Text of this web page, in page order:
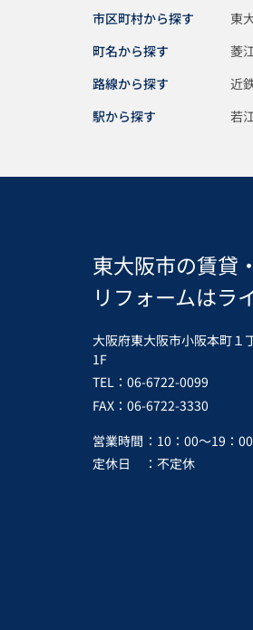
市区町村から探す 東
町名から探す
菱
路線から探す
近
駅から探す
若
東大阪市の賃貸
リフォームはラ
大阪府東大阪市小阪本町１
1F
TEL：06-6722-0099
FAX：06-6722-3330
営業時間 ：10：00～19：00
定休日
：不定休